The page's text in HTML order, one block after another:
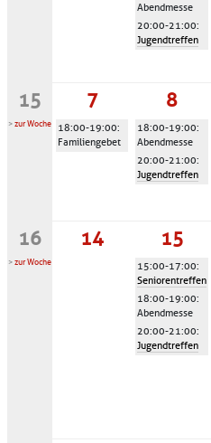
Abendmesse
20:00-21:00:
Jugendtreffen
15
>zur Woche
7
18:00-19:00:
Familiengebet
8
18:00-19:00:
Abendmesse
20:00-21:00:
Jugendtreffen
16
>zur Woche
14 15
15:00-17:00:
Seniorentreffen
18:00-19:00:
Abendmesse
20:00-21:00:
Jugendtreffen